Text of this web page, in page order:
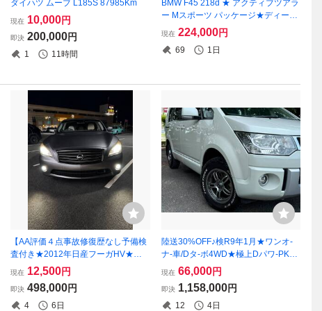
ダイハツ ムーブ L185S 87985Km
現在 10,000円
即決 200,000円
1 11時間
BMW F45 218d ★ アクティブツアラ
ー Mスポーツ パッケージ★ディーゼ
ル車 ★ ナビ／★ 66000KM車検2年
現在 224,000円
69 1日
【AA評価４点事故修復歴なし予備検
査付き★2012年日産フーガHV★純
正ナビ/TV/Bカメラ/ETC/SCHNDER
AW★ベージュ革シート★取説保証書
あり
現在 12,500円
即決 498,000円
4 6日
陸送30%OFF♪検R9年1月★ワンオ-
ナ-車/Dタ-ボ4WD★極上Dパワ-PKG♪
【両Pスラ/ナビ/地TV/Bカメラ/シ-ト
ヒ-タ-/クルコン/ETC/社外タイヤ】HI
D
現在 66,000円
即決 1,158,000円
12 4日